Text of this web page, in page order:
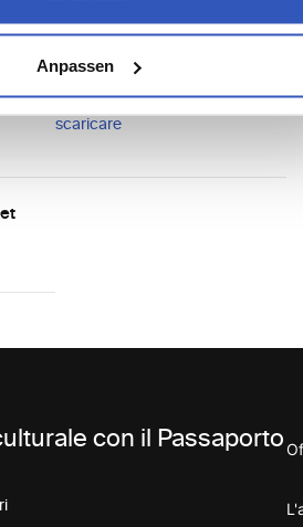
Anpassen
digitale: tutto ciò che serve
digitale senza intoppi.
Guida rapida App Raiffeisen
scaricare
con il Passaporto